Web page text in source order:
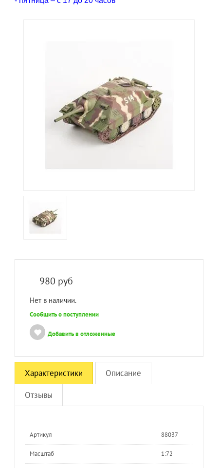
980 руб
Нет в наличии.
Сообщить о поступлении
Добавить в отложенные
Характеристики Описание
Отзывы
Артикул 88037
Масштаб 1:72